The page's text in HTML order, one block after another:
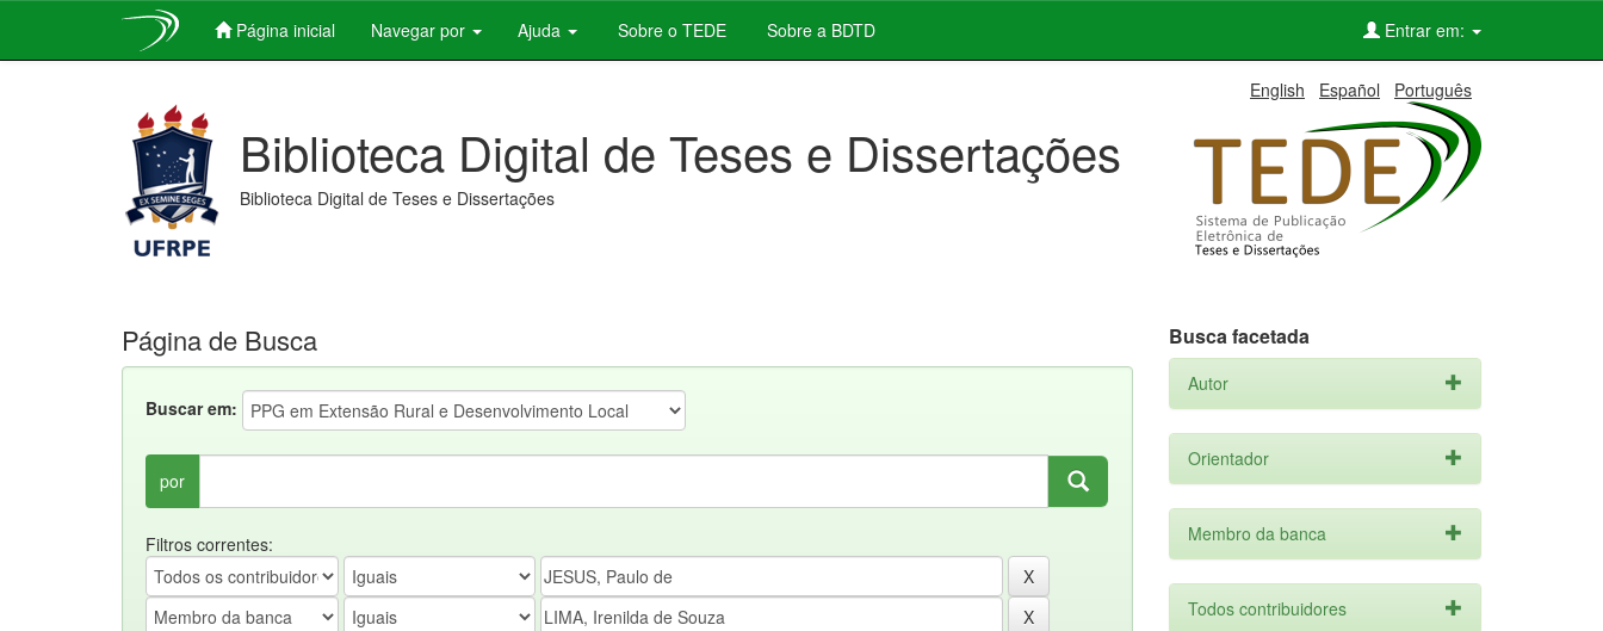
Página inicial Navegar por Ajuda Sobre o TEDE Sobre a BDTD Entrar em:
English Español Português
Biblioteca Digital de Teses e Dissertações
Biblioteca Digital de Teses e Dissertações
Página de Busca
Buscar em:
por
Filtros correntes:
Busca facetada
Autor
Orientador
Membro da banca
Todos contribuidores